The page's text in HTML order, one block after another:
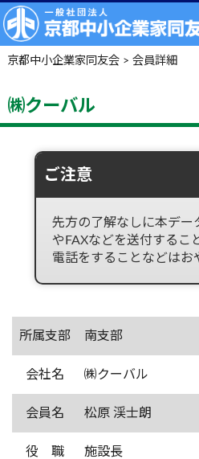
京都中小企業家同友会> 会員詳細
㈱クーバル
ご注意
先方の了解なしに本デー
やFAXなどを送付するこ
電話をすることなどはお
所属支部 南支部
会社名 ㈱クーバル
会員名 松原 渓士朗
役 職 施設長